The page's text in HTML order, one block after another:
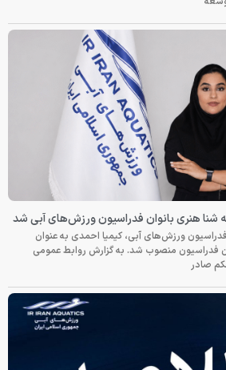
شنا هنری بانوان فدراسیون ورزش‌های آبی شد
ورزش‌های آبی، کیمیا احمدی به عنوان
فدراسیون منصوب شد. به گزارش روابط عمومی
صادر